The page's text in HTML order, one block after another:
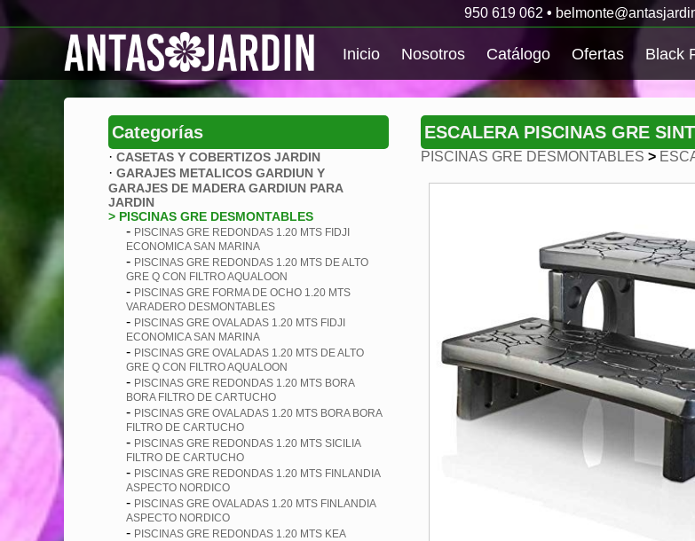
950 619 062 •
Inicio Nosotros Catálogo Ofertas Black
Categorías
· CASETAS Y COBERTIZOS JARDIN
· GARAJES METALICOS GARDIUN Y
GARAJES DE MADERA GARDIUN PARA
JARDIN
> PISCINAS GRE DESMONTABLES
- PISCINAS GRE REDONDAS 1.20 MTS FIDJI
ECONOMICA SAN MARINA
- PISCINAS GRE REDONDAS 1.20 MTS DE ALTO
GRE Q CON FILTRO AQUALOON
- PISCINAS GRE FORMA DE OCHO 1.20 MTS
VARADERO DESMONTABLES
- PISCINAS GRE OVALADAS 1.20 MTS FIDJI
ECONOMICA SAN MARINA
- PISCINAS GRE OVALADAS 1.20 MTS DE ALTO
GRE Q CON FILTRO AQUALOON
- PISCINAS GRE REDONDAS 1.20 MTS BORA
BORA FILTRO DE CARTUCHO
- PISCINAS GRE OVALADAS 1.20 MTS BORA BORA
FILTRO DE CARTUCHO
- PISCINAS GRE REDONDAS 1.20 MTS SICILIA
FILTRO DE CARTUCHO
- PISCINAS GRE REDONDAS 1.20 MTS FINLANDIA
ASPECTO NORDICO
- PISCINAS GRE OVALADAS 1.20 MTS FINLANDIA
ASPECTO NORDICO
- PISCINAS GRE REDONDAS 1.20 MTS KEA
ESCALERA PISCINAS GRE
PISCINAS GRE DESMONTABLES >